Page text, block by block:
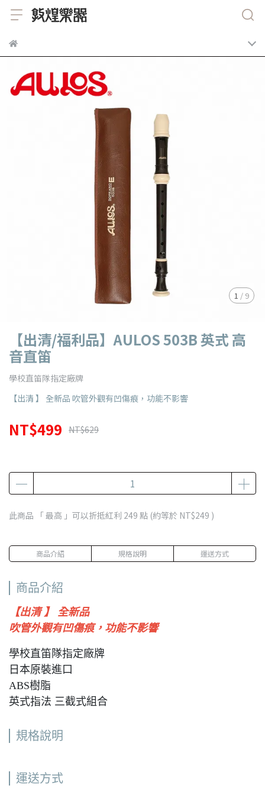
1 / 9
【出清/福利品】AULOS 503B 英式 高
音直笛
學校直笛隊指定廠牌
【出清 】 全新品 吹管外觀有凹傷痕，功能不影響
NT$499 NT$629
此商品 「 最高 」可以折抵紅利 249 點 (約等於 NT$249 )
商品介紹 規格說明 運送方式
商品介紹
【出清 】 全新品
吹管外觀有凹傷痕，功能不影響
學校直笛隊指定廠牌
日本原裝進口
ABS樹脂
英式指法 三截式組合
規格說明
運送方式